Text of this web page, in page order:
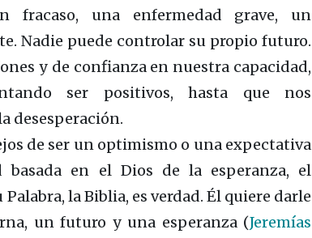
fracaso, una enfermedad grave, un
Nadie puede controlar su propio futuro.
y de confianza en nuestra capacidad,
ser positivos, hasta que nos
desesperación.
de ser un optimismo o una expectativa
basada en el Dios de la esperanza, el
Palabra, la Biblia, es verdad. Él quiere darle
un futuro y una esperanza (Jeremías